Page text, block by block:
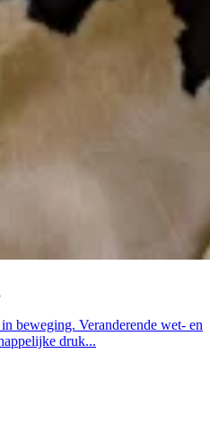
beweging. Veranderende wet- en
druk...